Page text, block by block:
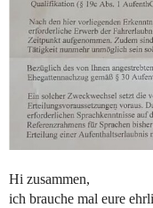
Hi zusammen,
ich brauche mal eure